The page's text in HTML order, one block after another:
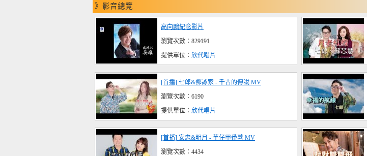
》影音總覽
高向鵬紀念影片
瀏覽次數：829191
提供單位： 欣代唱片
[首播] 七郎&鄧詠家 - 千古的傳說 MV
瀏覽次數：6190
提供單位： 欣代唱片
[首播] 安忠&明月 - 芋仔甲番薯 MV
瀏覽次數：4434